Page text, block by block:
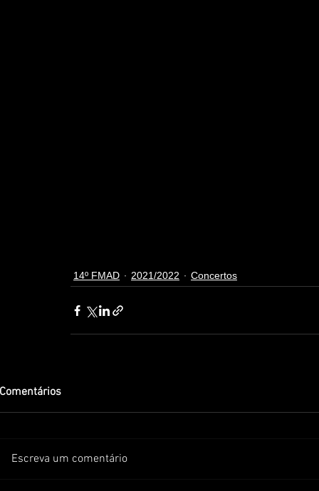
14º FMAD 2021/2022 Concertos
Comentários
Escreva um comentário